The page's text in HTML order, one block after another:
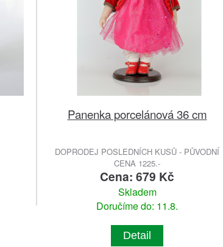
Panenka porcelánová 36 cm
DOPRODEJ POSLEDNÍCH KUSŮ - PŮVODNÍ
CENA 1225.-
Cena: 679 Kč
Skladem
Doručíme do: 11.8.
Detail